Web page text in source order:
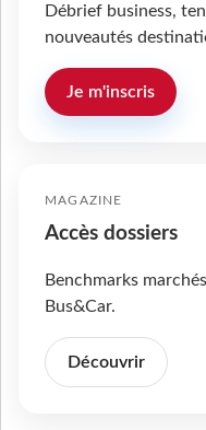
Débrief business,
nouveautés
Je m'inscris
MAGAZINE
Accès dossiers
Benchmarks
Bus&Car.
Découvrir